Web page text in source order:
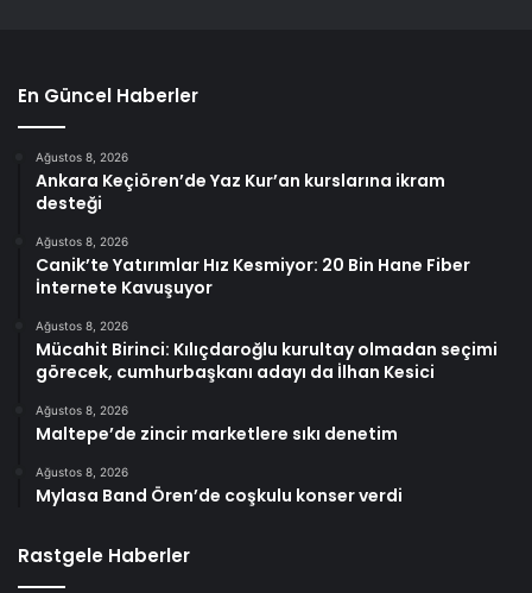
En Güncel Haberler
Ağustos 8, 2026
Ankara Keçiören’de Yaz Kur’an kurslarına ikram
desteği
Ağustos 8, 2026
Canik’te Yatırımlar Hız Kesmiyor: 20 Bin Hane Fiber
İnternete Kavuşuyor
Ağustos 8, 2026
Mücahit Birinci: Kılıçdaroğlu kurultay olmadan seçimi
görecek, cumhurbaşkanı adayı da İlhan Kesici
Ağustos 8, 2026
Maltepe’de zincir marketlere sıkı denetim
Ağustos 8, 2026
Mylasa Band Ören’de coşkulu konser verdi
Rastgele Haberler